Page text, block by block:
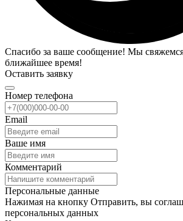
Спасибо за ваше сообщение! Мы
ближайшее время!
Оставить заявку
Номер телефона
Email
Ваше имя
Комментарий
Персональные данные
Нажимая на кнопку Отправить, вы
персональных данных